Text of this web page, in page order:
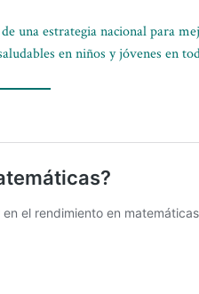
una estrategia nacional para
en niños y jóvenes en